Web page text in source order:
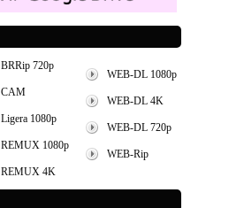
BRRip 720p
CAM
Ligera 1080p
REMUX 1080p
REMUX 4K
WEB-DL 1080p
WEB-DL 4K
WEB-DL 720p
WEB-Rip